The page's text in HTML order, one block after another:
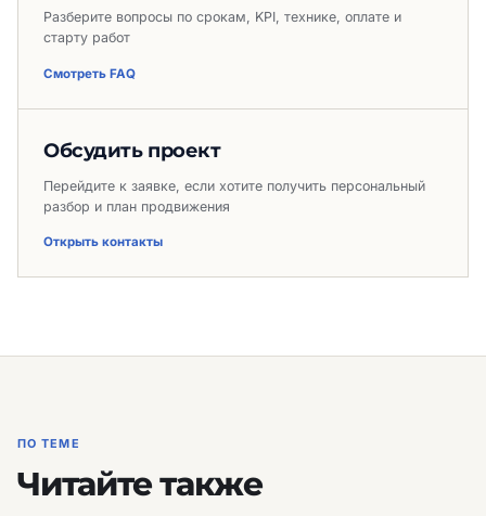
Разберите вопросы по срокам, KPI, технике, оплате и
старту работ
Смотреть FAQ
Обсудить проект
Перейдите к заявке, если хотите получить персональный
разбор и план продвижения
Открыть контакты
ПО ТЕМЕ
Читайте также